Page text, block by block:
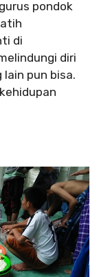
pondok
di
diri
lain pun bisa.